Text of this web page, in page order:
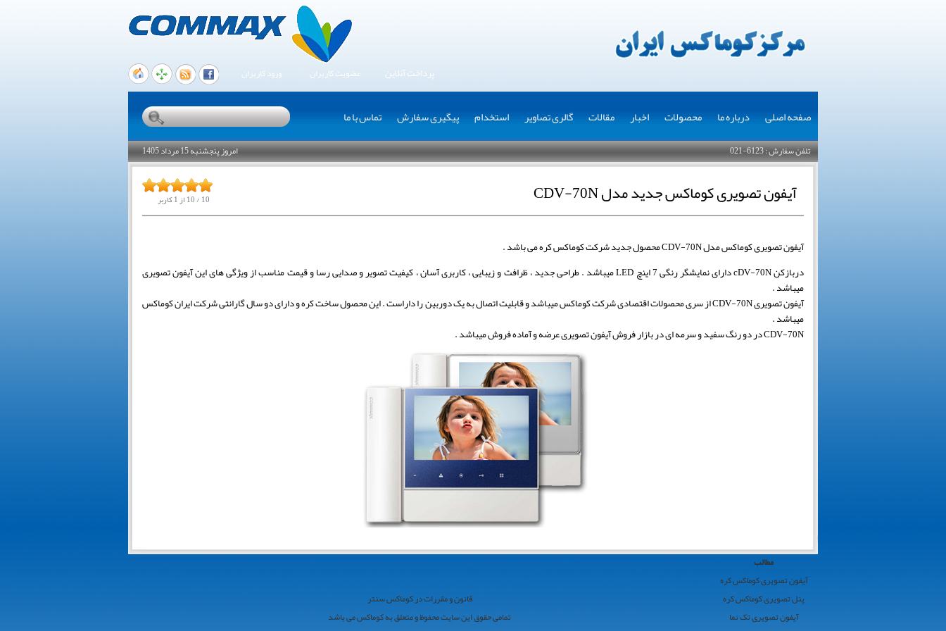
ورود کاربران عضویت کاربران پرداخت آنلاین
صفحه اصلی درباره ما محصولات اخبار مقالات گالری تصاویر استخدام پیگیری سفارش تماس با ما
تلفن سفارش : 6123-021 امروز پنجشنبه 15 مرداد 1405
10/10 از1کاربر آیفون تصویری کوماکس جدید مدل CDV-70N
آیفون تصویری کوماکس مدل CDV-70N محصول جدید شرکت کوماکس کره می باشد .
دربازکن cDV-70N دارای نمایشگر رنگی 7 اینچ LED میباشد . طراحی جدید ، ظرافت و زیبایی ، کاربری آسان ، کیفیت تصویر و صدایی رسا و قیمت مناسب از ویژگی های این آیفون تصویری
میباشد .
آیفون تصویری CDV-70N از سری محصولات اقتصادی شرکت کوماکس میباشد و قابلیت اتصال به یک دوربین را داراست . این محصول ساخت کره و دارای دو سال گارانتی شرکت ایران کوماکس
میباشد .
CDV-70N در دو رنگ سفید و سرمه ای در بازار فروش آیفون تصویری عرضه و آماده فروش میباشد .
کوماکس
ایران
کوماکس
مطالب
آیفون تصویری کوماکس کره
پنل تصویری کوماکس کره
قانون و مقررات در کوماکس سنتر
آیفون تصویری تک نما
تمامی حقوق این سایت محفوظ و متعلق به کوماکس می باشد